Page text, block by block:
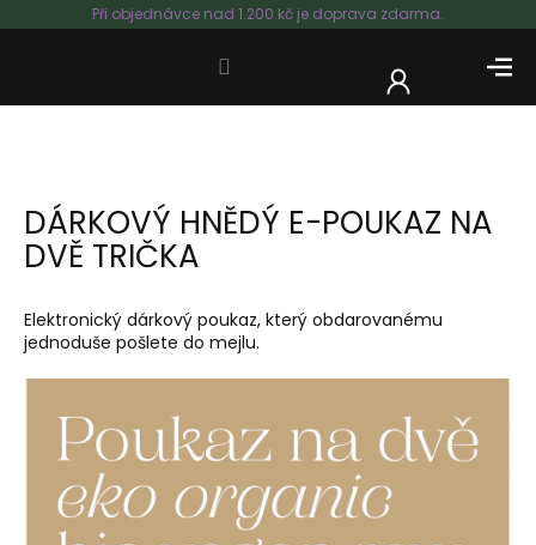
na
Při objednávce nad 1.200 kč je doprava zdarma.
DÁRKOVÝ HNĚDÝ E-POUKAZ NA
DVĚ TRIČKA
Elektronický dárkový poukaz, který obdarovanému
jednoduše pošlete do mejlu.